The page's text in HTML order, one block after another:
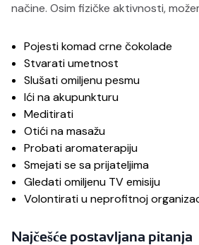
načine. Osim fizičke aktivnosti,
Pojesti komad crne čokolade
Stvarati umetnost
Slušati omiljenu pesmu
Ići na akupunkturu
Meditirati
Otići na masažu
Probati aromaterapiju
Smejati se sa prijateljima
Gledati omiljenu TV emisiju
Volontirati u neprofitnoj
Najčešće postavljana pitanja